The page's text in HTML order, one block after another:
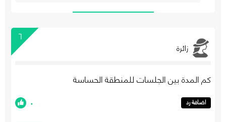
٦
زائرة
كم المدة بين الجلسات للمنطقة الحساسة
اضافة رد ٠